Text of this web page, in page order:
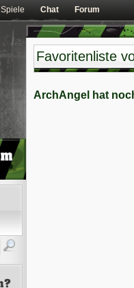
Spiele Chat Forum
Favoritenliste
ArchAngel hat